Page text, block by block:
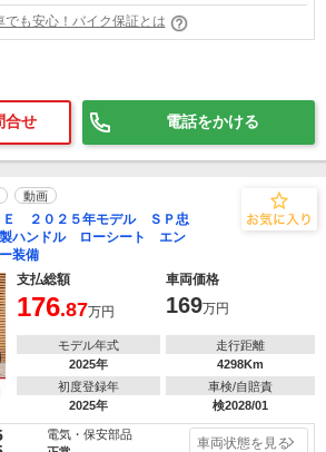
でも安心！バイク保証とは
合せ 電話をかける
動画
Ｅ ２０２５年モデル ＳＰ忠
ハンドル ローシート エン
装備
支払総額
車両価格
176.87万円 169万円
モデル年式
2025年
走行距離
4298Km
初度登録年
2025年
車検/自賠責
検2028/01
電気・保安部品
車両状態を見る